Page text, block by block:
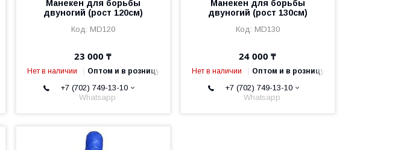
Манекен для борьбы
двуногий (рост 120см)
MD120
23 000 ₸
Нет в наличии Оптом и в розницу
+7 (702) 749-13-10
Whatsapp
Манекен для борьбы
двуногий (рост 130см)
MD130
24 000 ₸
Нет в наличии Оптом и в розницу
+7 (702) 749-13-10
Whatsapp